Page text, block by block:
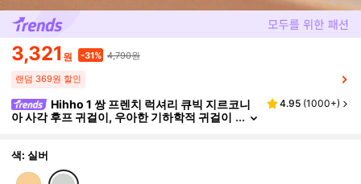
3,321 원 -31% 4,790원
랜덤 369원 할인
Hihho 1 쌍 프렌치 럭셔리 큐빅 지르코니
아 사각 후프 귀걸이, 우아한 기하학적 귀걸이
4.95 (1000+)
색: 실버